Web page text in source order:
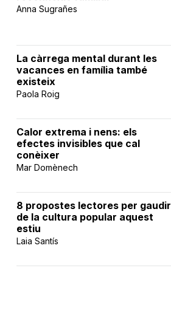
Anna Sugrañes
La càrrega mental durant les
vacances en família també
existeix
Paola Roig
Calor extrema i nens: els
efectes invisibles que cal
conèixer
Mar Domènech
8 propostes lectores per gaudir
de la cultura popular aquest
estiu
Laia Santís